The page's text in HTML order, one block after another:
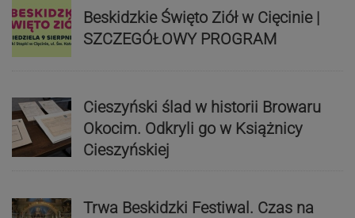
Beskidzkie Święto Ziół w Cięcinie |
SZCZEGÓŁOWY PROGRAM
Cieszyński ślad w historii Browaru
Okocim. Odkryli go w Książnicy
Cieszyńskiej
Trwa Beskidzki Festiwal. Czas na